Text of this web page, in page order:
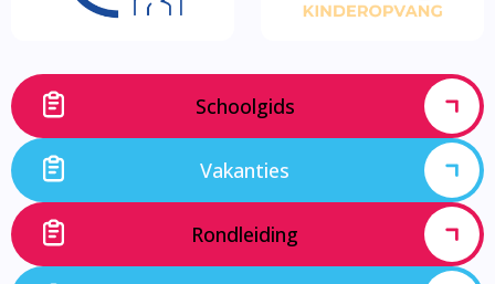
Schoolgids
Vakanties
Rondleiding